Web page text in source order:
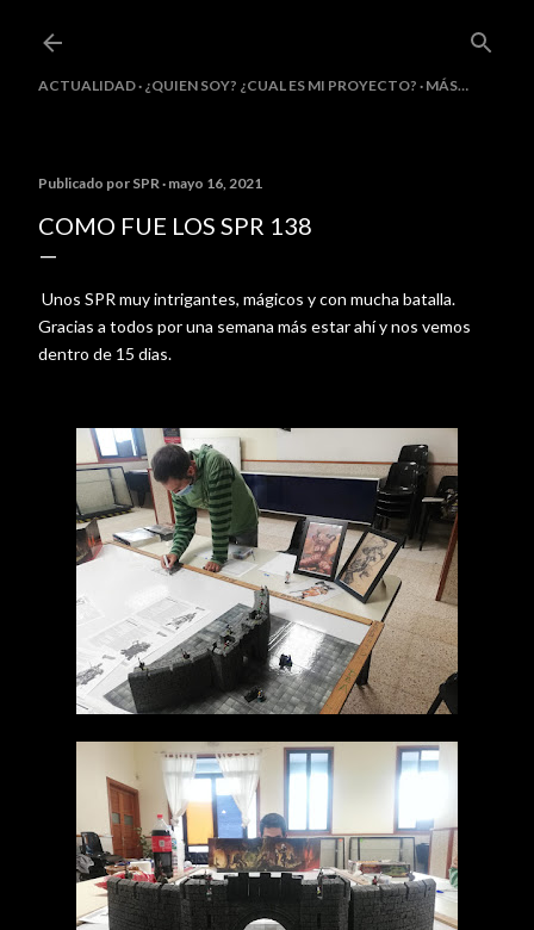
ACTUALIDAD ¿QUIEN SOY? ¿CUAL ES MI PROYECTO? MÁS…
Publicado por SPR mayo 16, 2021
COMO FUE LOS SPR 138
Unos SPR muy intrigantes, mágicos y con mucha batalla.
Gracias a todos por una semana más estar ahí y nos vemos
dentro de 15 dias.